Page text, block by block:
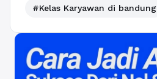
#Kelas Karyawan di bandung